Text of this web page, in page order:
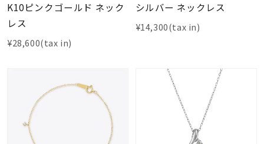
K10ピンクゴールド ネック
レス
¥28,600(tax in)
シルバー ネックレス
¥14,300(tax in)